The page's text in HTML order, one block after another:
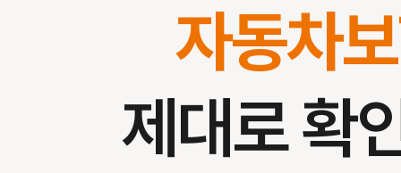
자동차
제대로 확